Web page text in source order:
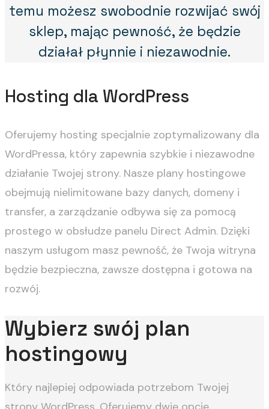
temu możesz swobodnie rozwijać swój
sklep, mając pewność, że będzie
działał płynnie i niezawodnie.
Hosting dla WordPress
Oferujemy hosting specjalnie zoptymalizowany dla
WordPressa, który zapewnia szybkie i niezawodne
działanie Twojej strony. Nasze plany hostingowe
obejmują nielimitowane bazy danych, domeny i
transfer, a zarządzanie odbywa się za pomocą
prostego w obsłudze panelu Direct Admin. Dzięki
naszym usługom masz pewność, że Twoja witryna
będzie bezpieczna, zawsze dostępna i gotowa na
rozwój.
Wybierz swój plan
hostingowy
Który najlepiej odpowiada potrzebom Twojej